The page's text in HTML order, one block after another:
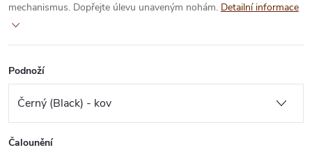
mechanismus. Dopřejte úlevu unaveným nohám. Detailní informace
Podnoží
Čalounění